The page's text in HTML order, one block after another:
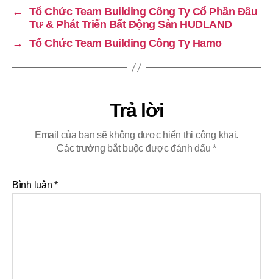
←
Tổ Chức Team Building Công Ty Cổ Phần Đầu
Tư & Phát Triển Bất Động Sản HUDLAND
→
Tổ Chức Team Building Công Ty Hamo
Trả lời
Email của bạn sẽ không được hiển thị công khai.
Các trường bắt buộc được đánh dấu*
Bình luận*